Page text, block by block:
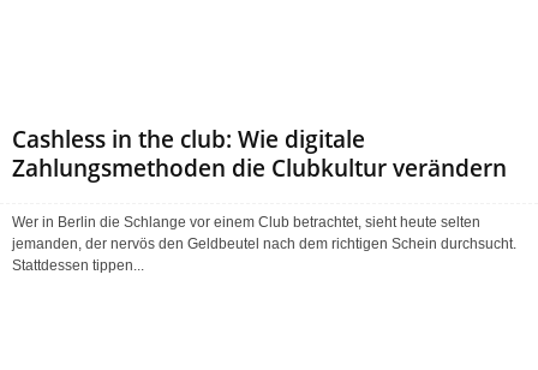
Cashless in the club: Wie digitale
Zahlungsmethoden die Clubkultur verändern
Wer in Berlin die Schlange vor einem Club betrachtet, sieht heute selten
jemanden, der nervös den Geldbeutel nach dem richtigen Schein durchsucht.
Stattdessen tippen...